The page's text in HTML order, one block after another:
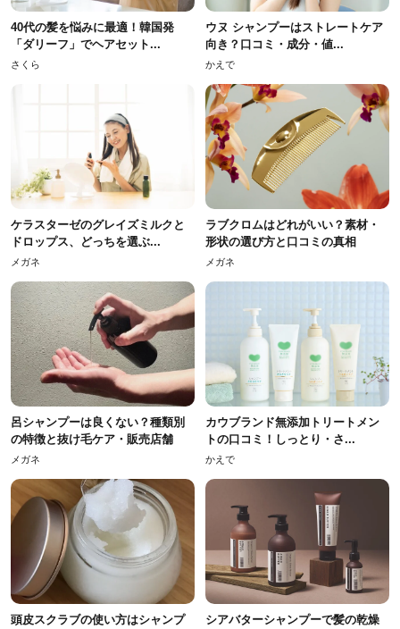
40代の髪を悩みに最適！韓国発
「ダリーフ」でヘアセット...
さくら
ウヌ シャンプーはストレートケア
向き？口コミ・成分・値...
かえで
ケラスターゼのグレイズミルクと
ドロップス、どっちを選ぶ...
メガネ
ラブクロムはどれがいい？素材・
形状の選び方と口コミの真相
メガネ
呂シャンプーは良くない？種類別
の特徴と抜け毛ケア・販売店舗
メガネ
カウブランド無添加トリートメン
トの口コミ！しっとり・さ...
かえで
頭皮スクラブの使い方はシャンプ
シアバターシャンプーで髪の乾燥